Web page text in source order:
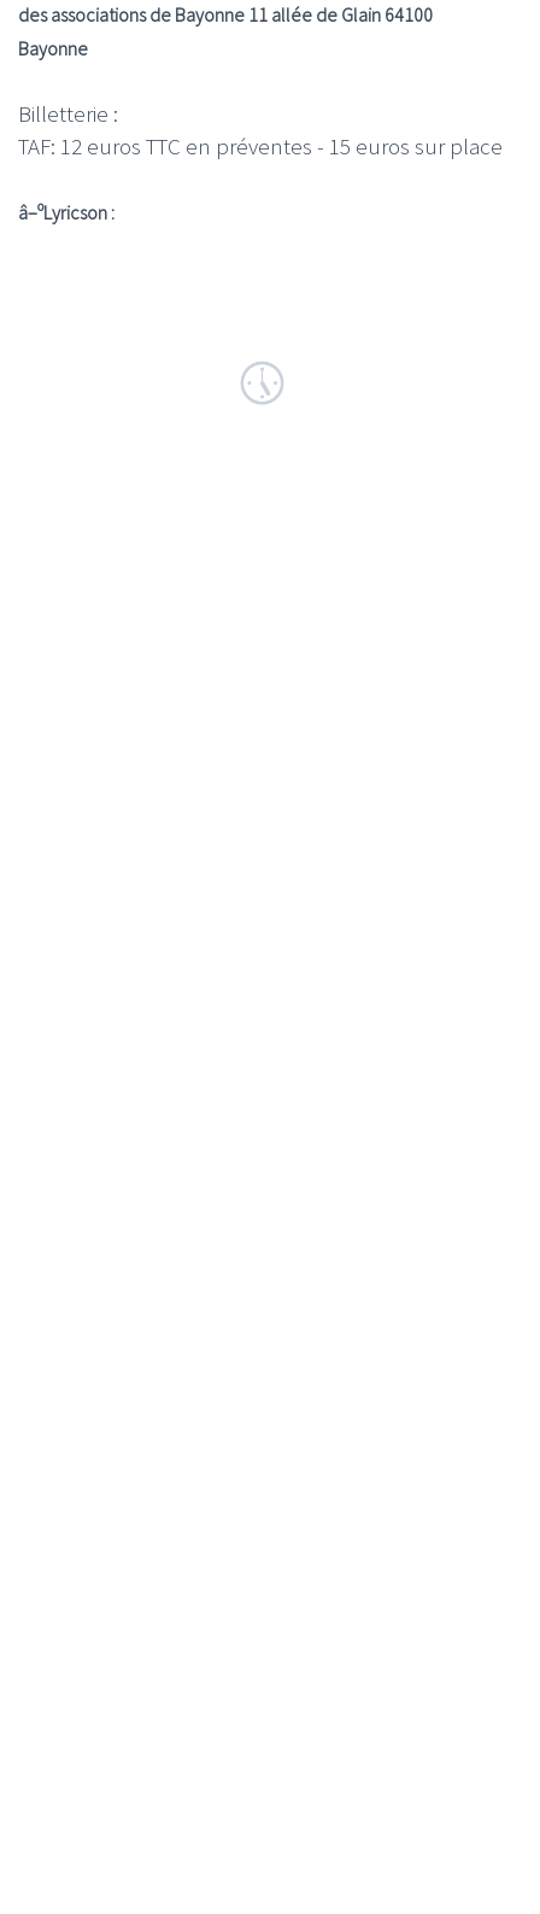
des associations de Bayonne 11 allée de Glain 64100
Bayonne
Billetterie :
TAF: 12 euros TTC en préventes - 15 euros sur place
â–ºLyricson :